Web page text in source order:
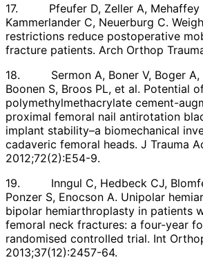
17. Pfeufer D, Zeller A, Mehaffey
Kammerlander C, Neuerburg C.
restrictions reduce postoperative
fracture patients. Arch Orthop
18. Sermon A, Boner V, Boger A,
Boonen S, Broos PL, et al. Potential
polymethylmethacrylate cement-
proximal femoral nail antirotation
implant stability–a biomechanical
cadaveric femoral heads. J Trauma
2012;72(2):E54-9.
19. Inngul C, Hedbeck CJ,
Ponzer S, Enocson A. Unipolar
bipolar hemiarthroplasty in patients
femoral neck fractures: a four-year
randomised controlled trial. Int
2013;37(12):2457-64.